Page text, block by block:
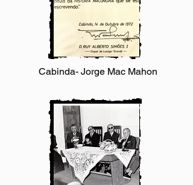
Cabinda- Jorge Mac Mahon